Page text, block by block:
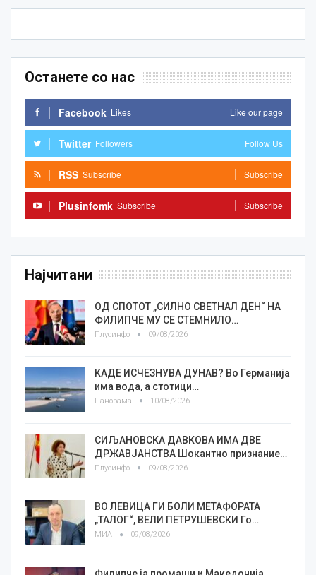
Останете со нас
Facebook Likes Like our page
Twitter Followers Follow Us
RSS Subscribe Subscribe
Plusinfomk Subscribe Subscribe
Најчитани
ОД СПОТОТ „СИЛНО СВЕТНАЛ ДЕН“ НА
ФИЛИПЧЕ МУ СЕ СТЕМНИЛО…
Плусинфо 09/08/2026
КАДЕ ИСЧЕЗНУВА ДУНАВ? Во Германија
има вода, а стотици…
Панорама 10/08/2026
СИЉАНОВСКА ДАВКОВА ИМА ДВЕ
ДРЖАВЈАНСТВА Шокантно признание…
Плусинфо 09/08/2026
ВО ЛЕВИЦА ГИ БОЛИ МЕТАФОРАТА
„ТАЛОГ“, ВЕЛИ ПЕТРУШЕВСКИ Го…
МИА 09/08/2026